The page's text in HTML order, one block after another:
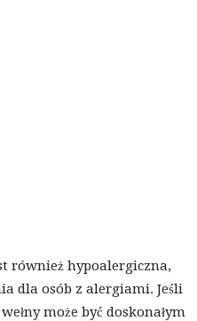
również hypoalergiczna,
dla osób z alergiami. Jeśli
może być doskonałym